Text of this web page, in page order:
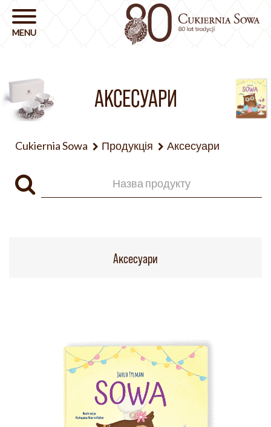
АКСЕСУАРИ
Cukiernia Sowa Продукція Аксесуари
Аксесуари